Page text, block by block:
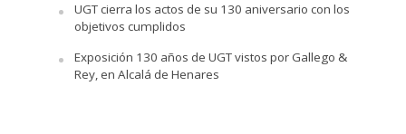
UGT cierra los actos de su 130 aniversario con los
objetivos cumplidos
Exposición 130 años de UGT vistos por Gallego &
Rey, en Alcalá de Henares